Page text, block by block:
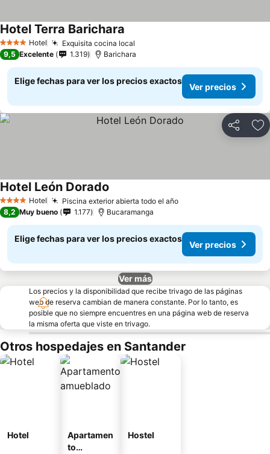
4 EstrellasHotel Exquisita cocina local
Hotel Terra Barichara
9,5 Excelente 1.319 Barichara
Elige fechas para ver los precios exactos
Ver precios
Compartir
4 EstrellasHotel Piscina exterior abierta todo el añoVer precios
Hotel León Dorado
8,2 Muy bueno 1.177 Bucaramanga
Elige fechas para ver los precios exactos
Ver precios
Ver más
Los precios y la disponibilidad que recibe trivago de las páginas
web de reserva cambian de manera constante. Por lo tanto, es
posible que no siempre encuentres en una página web de reserva
la misma oferta que viste en trivago.
Otros hospedajes en Santander
Hotel
Apartamen
to
Hostel